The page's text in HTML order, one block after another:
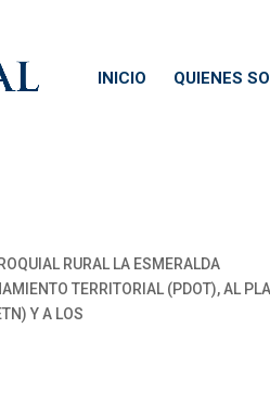
INICIO QUIENES
RURAL LA ESMERALDA
TERRITORIAL (PDOT), AL
Y A LOS